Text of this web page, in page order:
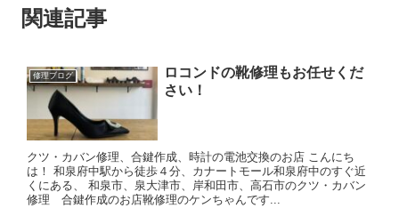
関連記事
修理ブログ
ロコンドの靴修理もお任せくだ
さい！
クツ・カバン修理、合鍵作成、時計の電池交換のお店 こんにち
は！ 和泉府中駅から徒歩４分、カナートモール和泉府中のすぐ近
くにある、 和泉市、泉大津市、岸和田市、高石市のクツ・カバン
修理 合鍵作成のお店靴修理のケンちゃんです...